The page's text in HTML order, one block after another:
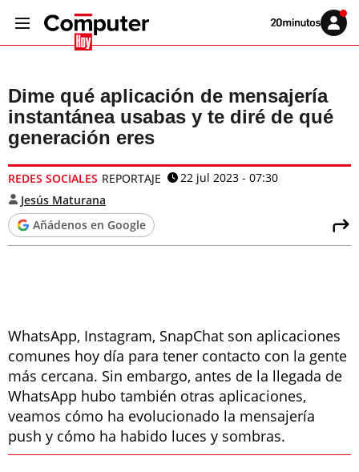
Volver
Iniciar
sesión
Dime qué aplicación de mensajería
instantánea usabas y te diré de qué
generación eres
REDES SOCIALES REPORTAJE
22 jul 2023 - 07:30
Jesús Maturana
Añádenos en Google
WhatsApp, Instagram, SnapChat son aplicaciones
comunes hoy día para tener contacto con la gente
más cercana. Sin embargo, antes de la llegada de
WhatsApp hubo también otras aplicaciones,
veamos cómo ha evolucionado la mensajería
push y cómo ha habido luces y sombras.